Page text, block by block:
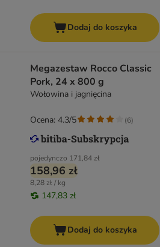
Dodaj do koszyka
Megazestaw Rocco Classic
Pork, 24 x 800 g
Wołowina i jagnięcina
pojedynczo 171,84 zł
158,96 zł
8,28 zł / kg
147,83 zł
Ocena: 4.3/5 (6)
Dodaj do koszyka